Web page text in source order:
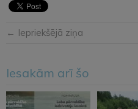
← Iepriekšējā ziņa
Iesakām arī šo